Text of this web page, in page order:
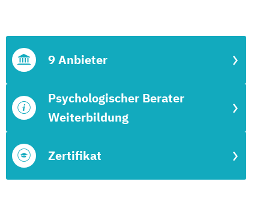
Zertifikat
Psychologischer Berater
Weiterbildung
9 Anbieter